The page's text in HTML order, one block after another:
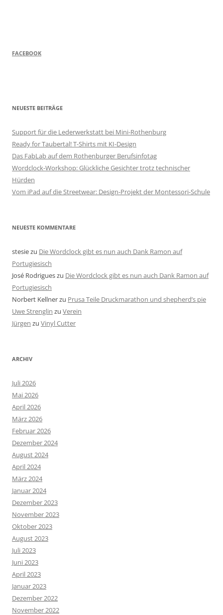
FACEBOOK
NEUESTE BEITRÄGE
Support für die Lederwerkstatt bei Mini-Rothenburg
Ready for Taubertal! T-Shirts mit KI-Design
Das FabLab auf dem Rothenburger Berufsinfotag
Wordclock-Workshop: Glückliche Gesichter trotz technischer
Hürden
Vom iPad auf die Streetwear: Design-Projekt der Montessori-Schule
NEUESTE KOMMENTARE
stesiezu Die Wordclock gibt es nun auch Dank Ramon auf
Portugiesisch
José Rodrigueszu Die Wordclock gibt es nun auch Dank Ramon auf
Portugiesisch
Norbert Kellnerzu Prusa Teile Druckmarathon und shepherd’s pie
Uwe Strenglin zu Verein
Jürgen zu Vinyl Cutter
ARCHIV
Juli 2026
Mai 2026
April 2026
März 2026
Februar 2026
Dezember 2024
August 2024
April 2024
März 2024
Januar 2024
Dezember 2023
November 2023
Oktober 2023
August 2023
Juli 2023
Juni 2023
April 2023
Januar 2023
Dezember 2022
November 2022